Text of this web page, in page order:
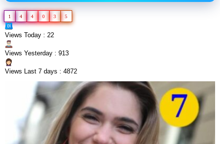
1 4 4 0 3 5
Views Today : 22
Views Yesterday : 913
Views Last 7 days : 4872